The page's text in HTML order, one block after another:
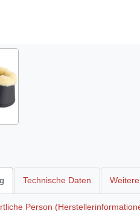
Technische Daten
Person